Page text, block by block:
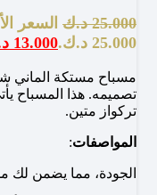
25.000 د.ك السعر
25.000 د.ك.
13.000
مسباح مستكة الماني
تصميمه. هذا المسباح
تركواز متين.
المواصفات:
الجودة، مما يضمن لك